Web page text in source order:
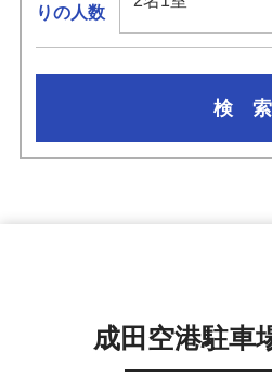
りの人数
検
成田空港駐車